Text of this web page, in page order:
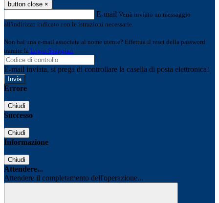
button close ×
E-mail Verrà inviato un messaggio
all'indirizzo indicato con le istruzioni necessarie.
Non hai una e-mail associata al nome utente? Effettua il reset della password
tramite la Login Spaggiari
E-mail inviata, si prega di controllare la casella di posta elettronica!
Errore
Chiudi
Successo
Chiudi
Informazione
Chiudi
Attendere...
Attendere il completamento dell'operazione...